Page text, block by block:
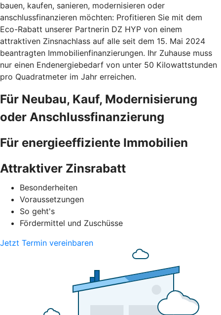
bauen, kaufen, sanieren, modernisieren oder
anschlussfinanzieren möchten: Profitieren Sie mit dem
Eco-Rabatt unserer Partnerin DZ HYP von einem
attraktiven Zinsnachlass auf alle seit dem 15. Mai 2024
beantragten Immobilienfinanzierungen. Ihr Zuhause muss
nur einen Endenergiebedarf von unter 50 Kilowattstunden
pro Quadratmeter im Jahr erreichen.
Für Neubau, Kauf, Modernisierung
oder Anschlussfinanzierung
Für energieeffiziente Immobilien
Attraktiver Zinsrabatt
Besonderheiten
Voraussetzungen
So geht's
Fördermittel und Zuschüsse
Jetzt Termin vereinbaren